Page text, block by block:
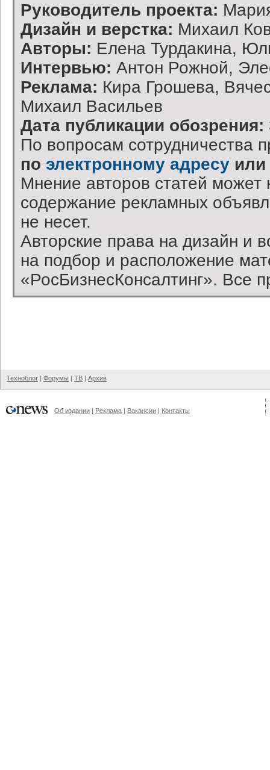
Руководитель проекта:
Дизайн и верстка: Михаил
Авторы: Елена Турдакина,
Интервью: Антон Рожной,
Реклама: Кира Грошева,
Михаил Васильев
Дата публикации обозрения:
По вопросам сотрудничества
по электронному адресу
Мнение авторов статей может
содержание рекламных
не несет.
Авторские права на дизайн и
на подбор и расположение
«РосБизнесКонсалтинг». Все
Техноблог | Форумы | ТВ | Архив
Об издании | Реклама | Вакансии | Контакты